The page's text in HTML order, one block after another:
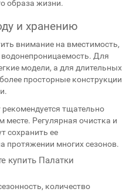
образа жизни.
и хранению
внимание на вместимость,
водонепроницаемость. Для
модели, а для длительных
просторные конструкции
тщательно
месте. Регулярная очистка и
сохранить ее
протяжении многих сезонов.
купить Палатки
количество